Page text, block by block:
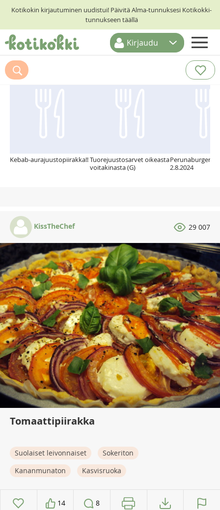
Kotikokin kirjautuminen uudistui! Päivitä Alma-tunnuksesi Kotikokki-
tunnukseen täällä
ETUSIVU
RESEPTIHAKU
Kirjaudu
Suosittelemme myös
Kebab-aurajuustopiirakka!!Tuorejuustosarvet oikeasta
voitakinasta (G)
Perunaburgeri
2.8.2024
KissTheChef 29 007
Tomaattipiirakka
Suolaiset leivonnaiset
Sokeriton
Kananmunaton
Kasvisruoka
14 8